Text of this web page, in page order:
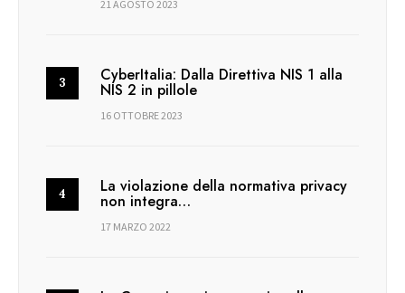
21 AGOSTO 2023
CyberItalia: Dalla Direttiva NIS 1 alla
NIS 2 in pillole
16 OTTOBRE 2023
La violazione della normativa privacy
non integra…
17 MARZO 2022